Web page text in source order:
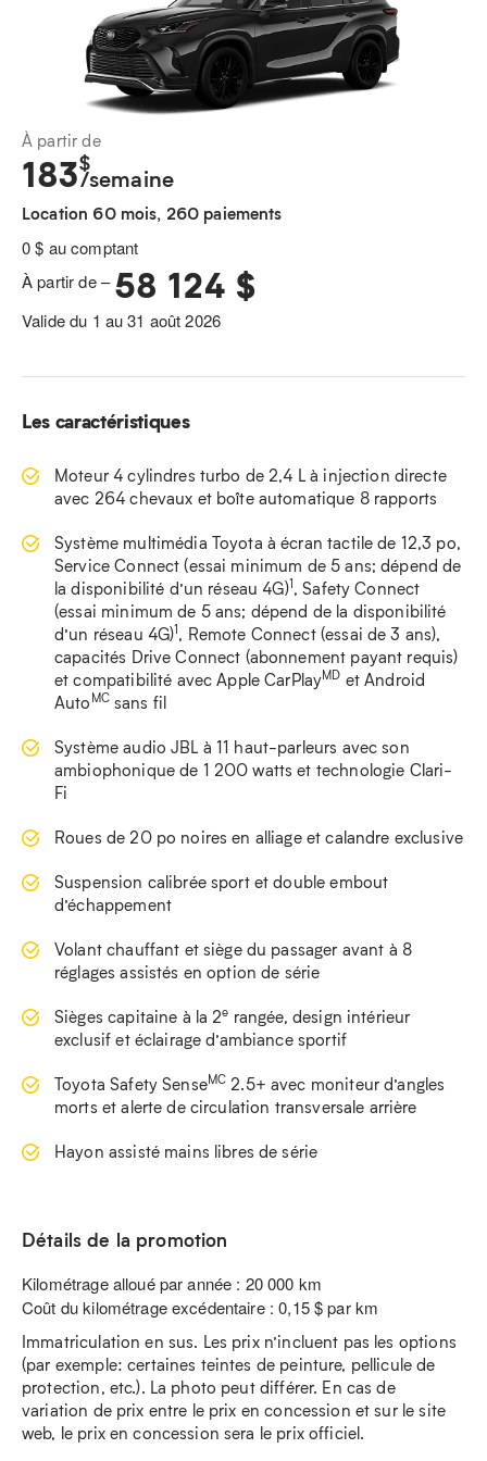
À partir de
183$
/semaine
Location 60 mois, 260 paiements
0 $ au comptant
À partir de –58 124 $
Valide du 1 au 31 août 2026
Les caractéristiques
Moteur 4 cylindres turbo de 2,4 L à injection directe
avec 264 chevaux et boîte automatique 8 rapports
Système multimédia Toyota à écran tactile de 12,3 po,
Service Connect (essai minimum de 5 ans; dépend de
la disponibilité d’un réseau 4G)1, Safety Connect
(essai minimum de 5 ans; dépend de la disponibilité
d’un réseau 4G)1, Remote Connect (essai de 3 ans),
capacités Drive Connect (abonnement payant requis)
et compatibilité avec Apple CarPlayMD et Android
Auto MCsans fil
Système audio JBL à 11 haut-parleurs avec son
ambiophonique de 1 200 watts et technologie Clari-
Fi
Roues de 20 po noires en alliage et calandre exclusive
Suspension calibrée sport et double embout
d’échappement
Volant chauffant et siège du passager avant à 8
réglages assistés en option de série
Sièges capitaine à la 2e rangée, design intérieur
exclusif et éclairage d’ambiance sportif
Toyota Safety SenseMC 2.5+ avec moniteur d’angles
morts et alerte de circulation transversale arrière
Hayon assisté mains libres de série
Détails de la promotion
Kilométrage alloué par année : 20 000 km
Coût du kilométrage excédentaire : 0,15 $ par km
Immatriculation en sus. Les prix n’incluent pas les options
(par exemple: certaines teintes de peinture, pellicule de
protection, etc.). La photo peut différer. En cas de
variation de prix entre le prix en concession et sur le site
web, le prix en concession sera le prix officiel.